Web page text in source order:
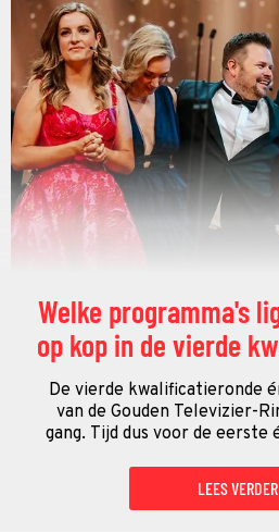
Welke programma's
op kop in de vierde
De vierde kwalificatieronde
van de Gouden Televizier-
gang. Tijd dus voor de eerste
LEES VERDER